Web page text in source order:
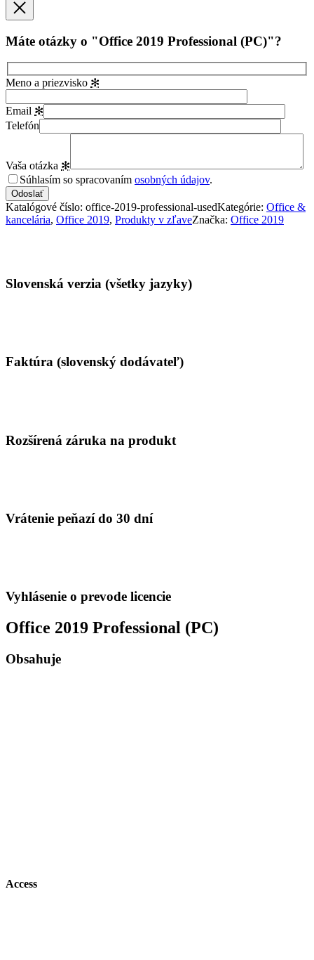
Máte otázky o "Office 2019 Professional (PC)"?
Meno a priezvisko ✻
Email ✻
Telefón
Vaša otázka ✻
Súhlasím so spracovaním osobných údajov.
Katalógové číslo: office-2019-professional-usedKategórie: Office &
kancelária, Office 2019, Produkty v zľaveZnačka: Office 2019
Slovenská verzia (všetky jazyky)
Faktúra (slovenský dodávateľ)
Rozšírená záruka na produkt
Vrátenie peňazí do 30 dní
Vyhlásenie o prevode licencie
Office 2019 Professional (PC)
Obsahuje
Access